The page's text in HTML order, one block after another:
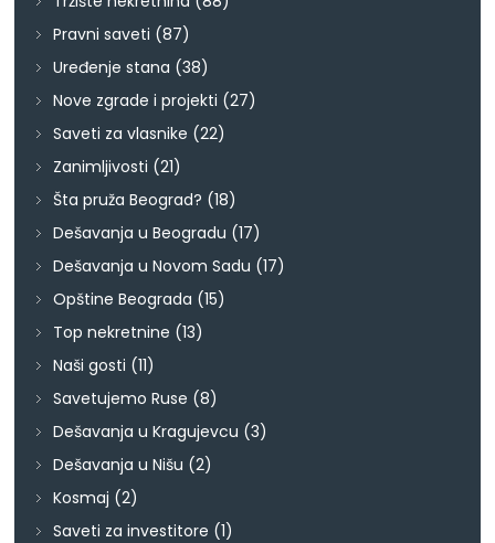
Pravni saveti (87)
Uređenje stana (38)
Nove zgrade i projekti (27)
Saveti za vlasnike (22)
Zanimljivosti (21)
Šta pruža Beograd? (18)
Dešavanja u Beogradu (17)
Dešavanja u Novom Sadu (17)
Opštine Beograda (15)
Top nekretnine (13)
Naši gosti (11)
Savetujemo Ruse (8)
Dešavanja u Kragujevcu (3)
Dešavanja u Nišu (2)
Kosmaj (2)
Saveti za investitore (1)